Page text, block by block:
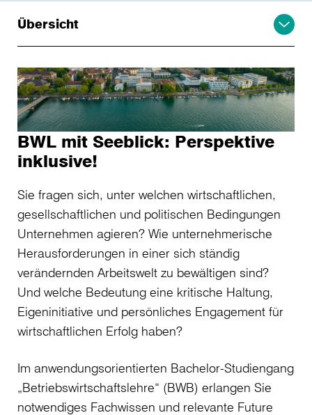
Übersicht
BWL mit Seeblick: Perspektive
inklusive!
Sie fragen sich, unter welchen wirtschaftlichen,
gesellschaftlichen und politischen Bedingungen
Unternehmen agieren? Wie unternehmerische
Herausforderungen in einer sich ständig
verändernden Arbeitswelt zu bewältigen sind?
Und welche Bedeutung eine kritische Haltung,
Eigeninitiative und persönliches Engagement für
wirtschaftlichen Erfolg haben?
Im anwendungsorientierten Bachelor-Studiengang
„Betriebswirtschaftslehre“ (BWB) erlangen Sie
notwendiges Fachwissen und relevante Future